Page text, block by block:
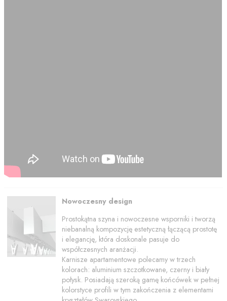
Nowoczesny design
Prostokątna szyna i nowoczesne wsporniki i tworzą
niebanalną kompozycję estetyczną łączącą prostotę
i elegancję, która doskonale pasuje do
współczesnych aranżacji.
Karnisze apartamentowe polecamy w trzech
kolorach: aluminium szczotkowane, czerny i biały
połysk. Posiadają szeroką gamę końcówek w pełnej
kolorstyce profili w tym zakończenia z elementami